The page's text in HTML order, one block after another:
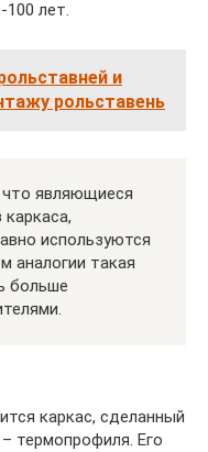
лет.
и
рольставень
являющиеся
используются
аналогии такая
больше
каркас, сделанный
термопрофиля. Его